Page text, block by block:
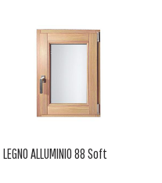
LEGNO ALLUMINIO 88 Soft